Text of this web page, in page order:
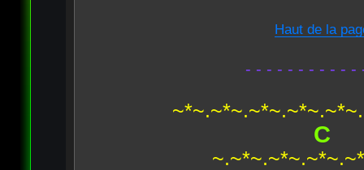
Haut de la
- - - - - - - - - - -
C